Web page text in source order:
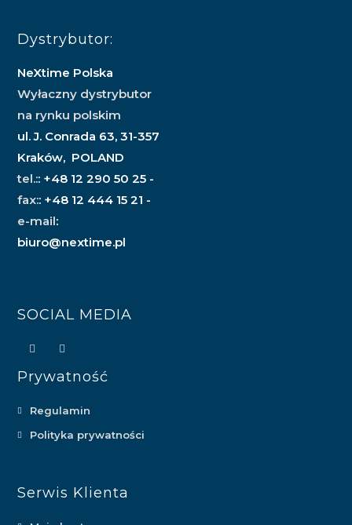
Dystrybutor:
NeXtime Polska
Wyłaczny dystrybutor
na rynku polskim
ul. J. Conrada 63, 31-357
Kraków, POLAND
tel.:: +48 12 290 50 25 -
fax:: +48 12 444 15 21 -
e-mail:
biuro@nextime.pl
SOCIAL MEDIA
Prywatność
Regulamin
Polityka prywatności
Serwis Klienta